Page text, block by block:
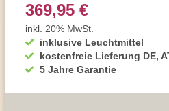
inklusive Leuchtmittel
kostenfreie Lieferung DE,
5 Jahre Garantie
369,95 €
inkl. 20% MwSt.